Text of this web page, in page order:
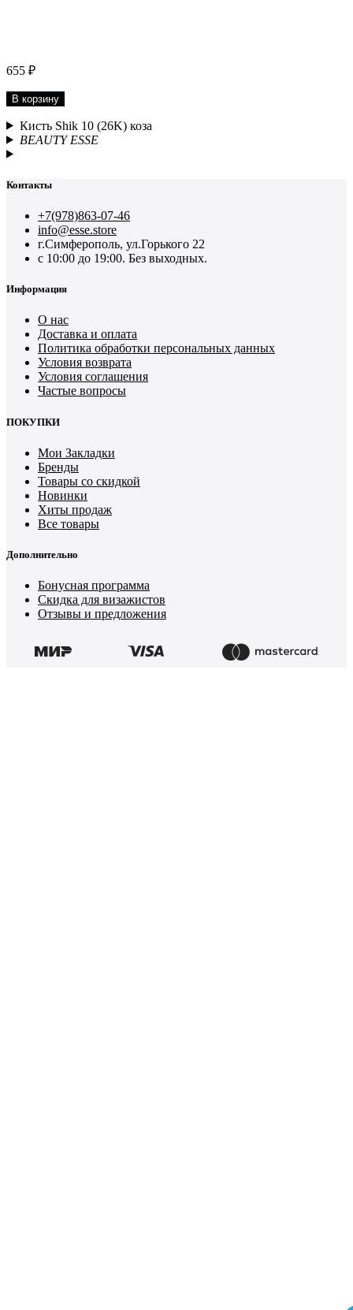
655 ₽
В корзину
Кисть Shik 10 (26K) коза
BEAUTY ESSE
Контакты
+7(978)863-07-46
info@esse.store
г.Симферополь, ул.Горького 22
с 10:00 до 19:00. Без выходных.
Информация
О нас
Доставка и оплата
Политика обработки персональных данных
Условия возврата
Условия соглашения
Частые вопросы
ПОКУПКИ
Мои Закладки
Бренды
Товары со скидкой
Новинки
Хиты продаж
Все товары
Дополнительно
Бонусная программа
Скидка для визажистов
Отзывы и предложения